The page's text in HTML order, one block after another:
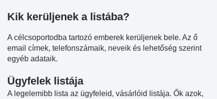
Kik kerüljenek a listába?
A célcsoportodba tartozó emberek kerüljenek bele. Az ő
email címek, telefonszámaik, neveik és lehetőség szerint
egyéb adataik.
Ügyfelek listája
A legelemibb lista az ügyfeleid, vásárlóid listája. Ők azok,